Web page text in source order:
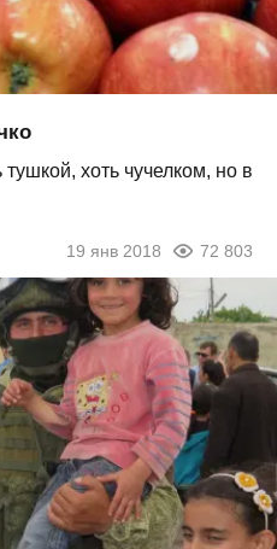
хоть чучелком, но в
19 янв 2018 72 803